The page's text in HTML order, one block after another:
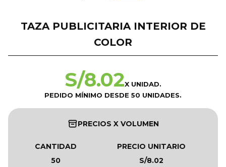
TAZA PUBLICITARIA INTERIOR DE
COLOR
S/8.02X UNIDAD.
PEDIDO MÍNIMO DESDE 50 UNIDADES.
PRECIOS X VOLUMEN
CANTIDAD
PRECIO UNITARIO
50
S/8.02